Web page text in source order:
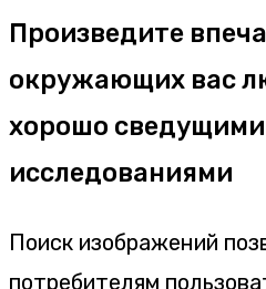
Произведите
окружающих вас
хорошо сведущими
исследованиями
Поиск изображений
потребителям